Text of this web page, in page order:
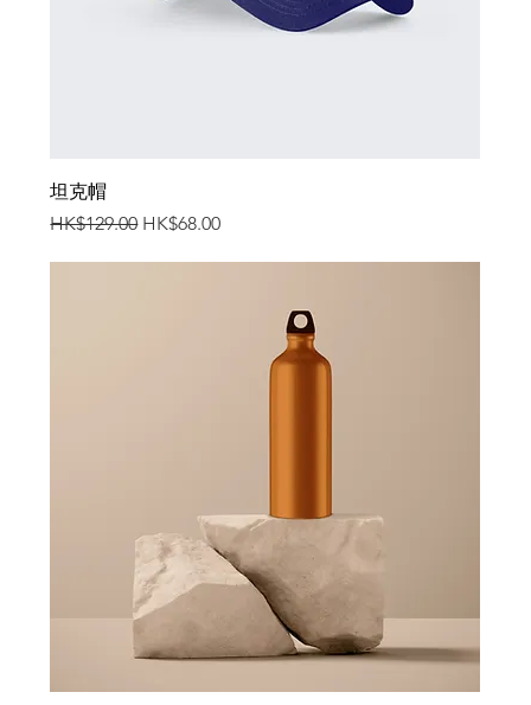
坦克帽
一般價格
HK$129.00 促銷價格
HK$68.00